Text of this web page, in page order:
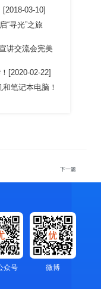
03-10]
“寻光”之旅
讲交流会完美
[2020-02-22]
笔记本电脑！
下一篇
微博
众号